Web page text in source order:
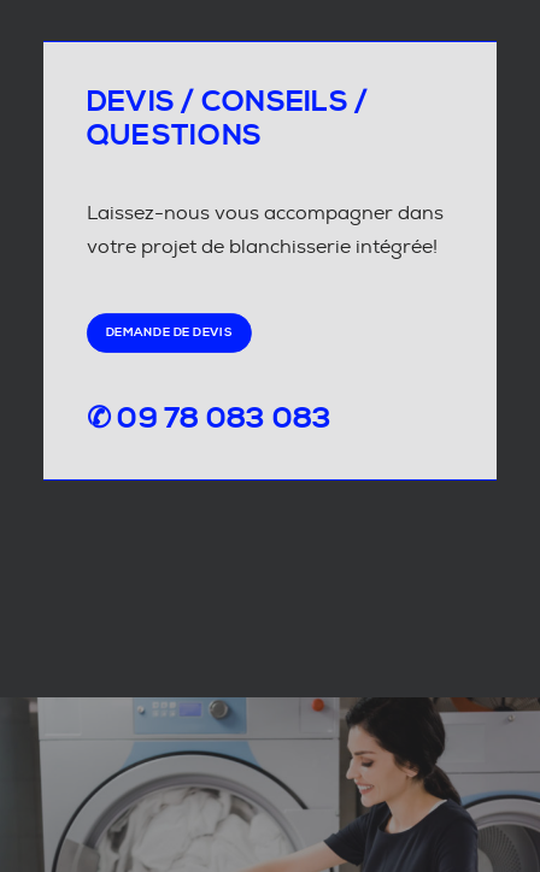
DEVIS / CONSEILS /
QUESTIONS
Laissez-nous vous accompagner dans
votre projet de blanchisserie intégrée!
DEMANDE DE DEVIS
✆ 09 78 083 083